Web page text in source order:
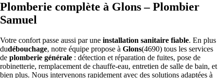
Plomberie complète à Glons – Plombier
Samuel
Votre confort passe aussi par une installation sanitaire fiable. En plus
dudébouchage, notre équipe propose à Glons(4690) tous les services
de plomberie générale : détection et réparation de fuites, pose de
robinetterie, remplacement de chauffe-eau, entretien de salle de bain, et
bien plus. Nous intervenons rapidement avec des solutions adaptées à